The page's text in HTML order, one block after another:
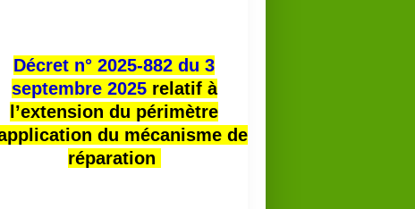
Décret n° 2025-882 du 3
septembre 2025relatif à
l’extension du périmètre
du mécanisme de
réparation